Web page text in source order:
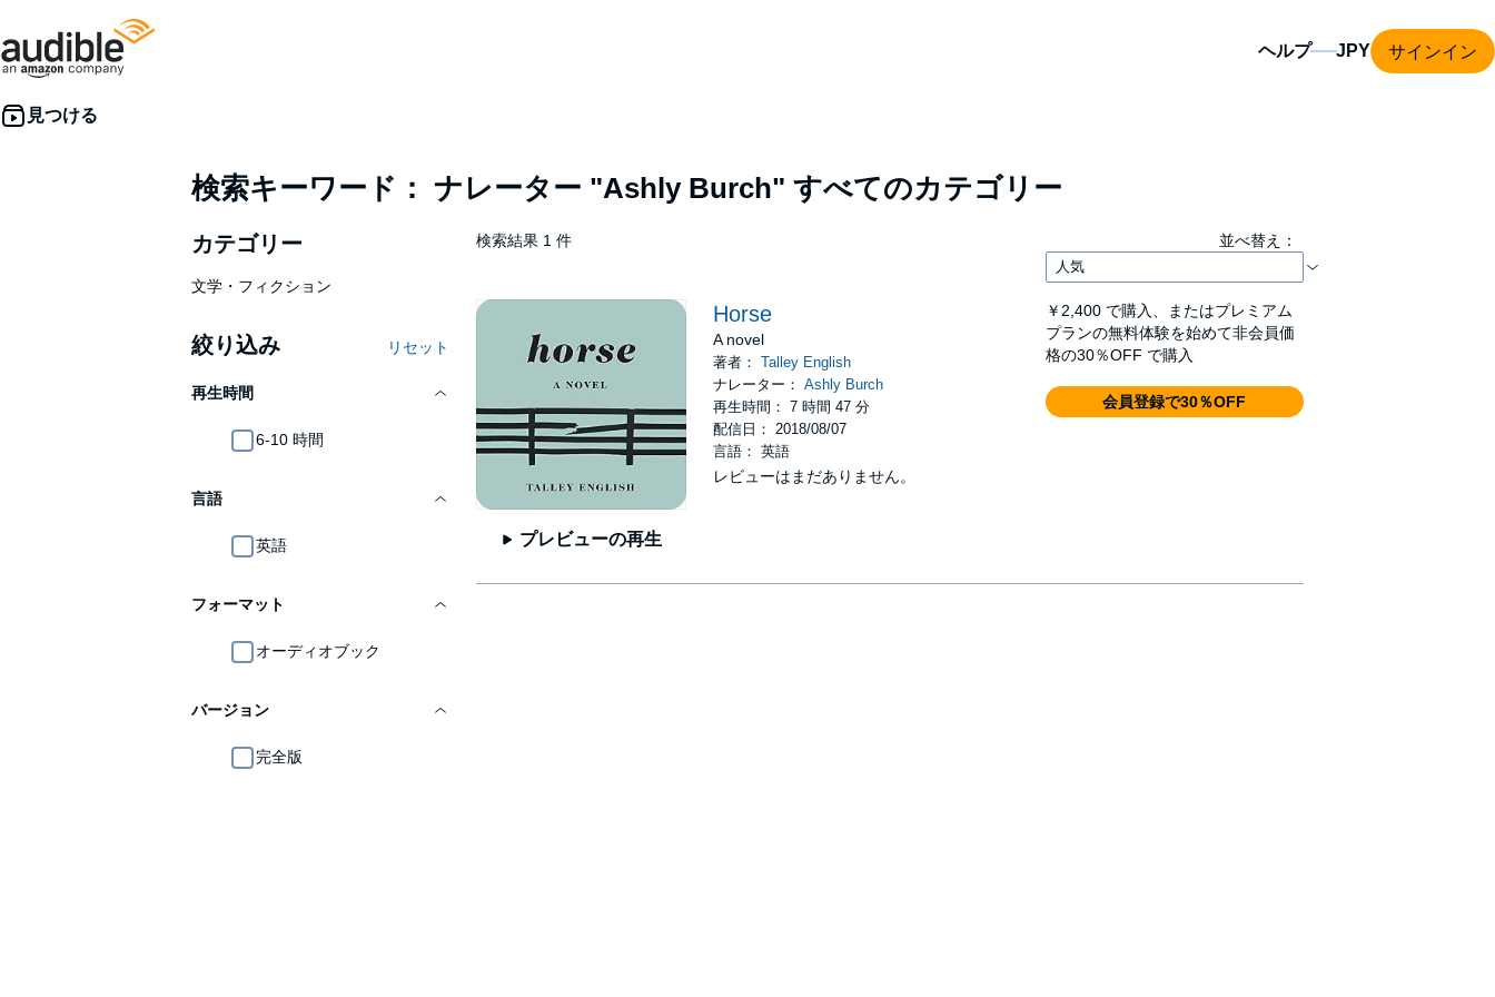
ヘルプ サインイン
検索キーワード： ナレーター "Ashly Burch" すべてのカテゴリー
カテゴリー
文学・フィクション
絞り込み リセット
再生時間
6-10 時間
言語
英語
フォーマット
オーディオブック
バージョン
完全版
検索結果 1 件 並べ替え：
プレビューの再生
Horse
A novel
著者：Talley English
ナレーター：Ashly Burch
再生時間： 7 時間 47 分
配信日： 2018/08/07
言語： 英語
レビューはまだありません。
￥2,400 で購入、またはプレミアム
プランの無料体験を始めて非会員価
格の30％OFF で購入
会員登録で30％OFF